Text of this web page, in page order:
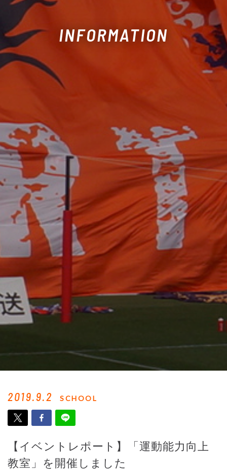
INFORMATION
2019.9.2 SCHOOL
【イベントレポート】「運動能力向上
教室」を開催しました